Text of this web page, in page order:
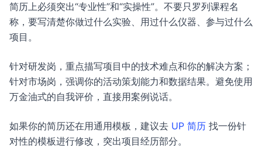
简历上必须突出“专业性”和“实操性”。不要只罗列课程名
称，要写清楚你做过什么实验、用过什么仪器、参与过什么
项目。
针对研发岗，重点描写项目中的技术难点和你的解决方案；
针对市场岗，强调你的活动策划能力和数据结果。避免使用
万金油式的自我评价，直接用案例说话。
如果你的简历还在用通用模板，建议去 UP 简历 找一份针
对性的模板进行修改，突出项目经历部分。